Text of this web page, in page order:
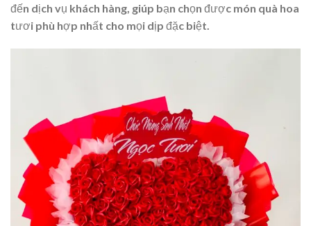
đến dịch vụ khách hàng, giúp bạn chọn được món quà hoa
tươi phù hợp nhất cho mọi dịp đặc biệt.